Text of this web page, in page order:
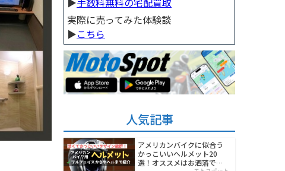
実際に売ってみた体験談
▶︎こちら
人気記事
アメリカンバイクに似合う
かっこいいヘルメット20
選！オススメはお洒落でワ